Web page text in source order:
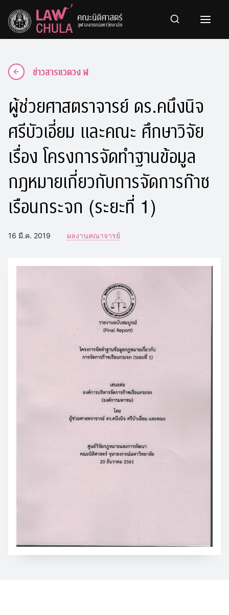
content
ข่าวสารแวดวง ฬ
ผู้ช่วยศาสตราจารย์ ดร.คนึงนิจ
ศรีบัวเอี่ยม และคณะ ศึกษาวิจัย
เรื่อง โครงการจัดทำฐานข้อมูล
กฎหมายเกี่ยวกับการจัดการก๊าซ
เรือนกระจก (ระยะที่ 1)
16 มี.ค. 2019 ผลงานคณาจารย์